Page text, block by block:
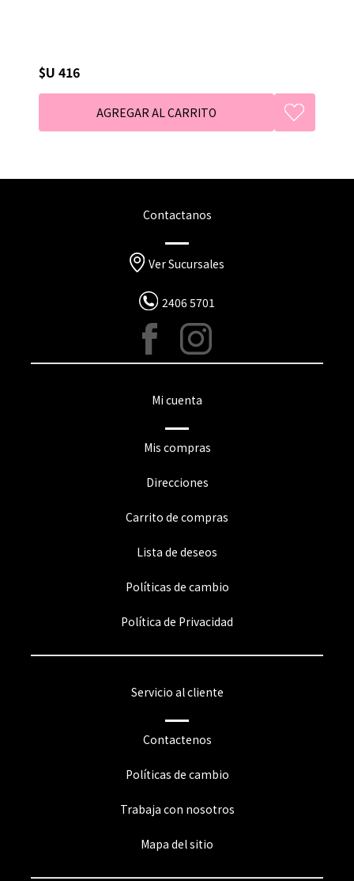
$U 416
Contactanos
Ver Sucursales
2406 5701
Mi cuenta
Mis compras
Direcciones
Carrito de compras
Lista de deseos
Políticas de cambio
Política de Privacidad
Servicio al cliente
Contactenos
Políticas de cambio
Trabaja con nosotros
Mapa del sitio